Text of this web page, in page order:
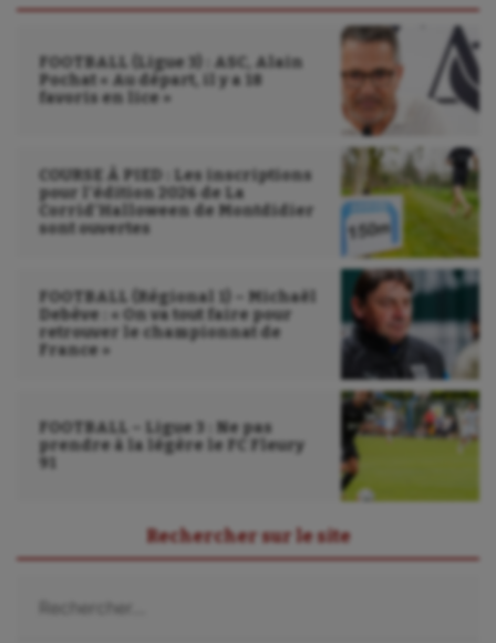
FOOTBALL (Ligue 3) : ASC, Alain
Pochat « Au départ, il y a 18
favoris en lice »
COURSE À PIED : Les inscriptions
pour l’édition 2026 de La
Corrid’Halloween de Montdidier
sont ouvertes
FOOTBALL (Régional 1) – Michaël
Debève : « On va tout faire pour
retrouver le championnat de
France »
FOOTBALL – Ligue 3 : Ne pas
prendre à la légère le FC Fleury
91
Rechercher sur le site